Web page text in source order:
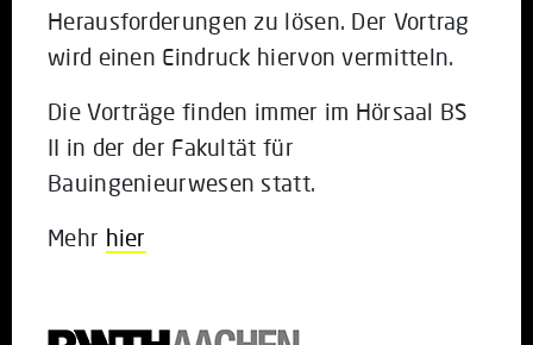
Herausforderungen zu lösen. Der Vortrag
wird einen Eindruck hiervon vermitteln.
Die Vorträge finden immer im Hörsaal BS
II in der der Fakultät für
Bauingenieurwesen statt.
Mehr hier